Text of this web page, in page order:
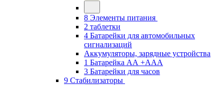
8 Элементы питания
2 таблетки
4 Батарейки для автомобильных
сигнализаций
Аккумуляторы, зарядные устройства
1 Батарейка АА +ААА
3 Батарейки для часов
9 Стабилизаторы